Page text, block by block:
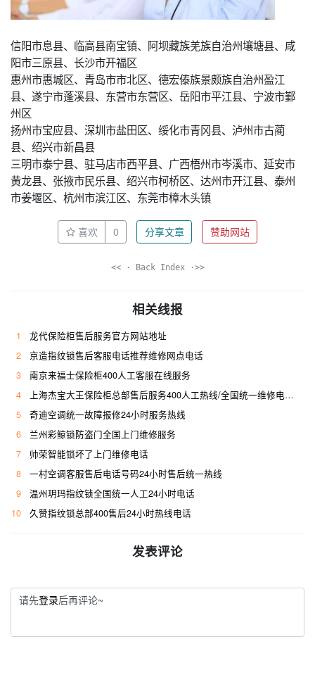
信阳市息县、临高县南宝镇、阿坝藏族羌族自治州壤塘县、咸
阳市三原县、长沙市开福区
惠州市惠城区、青岛市市北区、德宏傣族景颇族自治州盈江
县、遂宁市蓬溪县、东营市东营区、岳阳市平江县、宁波市鄞
州区
扬州市宝应县、深圳市盐田区、绥化市青冈县、泸州市古蔺
县、绍兴市新昌县
三明市泰宁县、驻马店市西平县、广西梧州市岑溪市、延安市
黄龙县、张掖市民乐县、绍兴市柯桥区、达州市开江县、泰州
市姜堰区、杭州市滨江区、东莞市樟木头镇
喜欢 0 分享文章 赞助网站
<< · Back Index ·>>
相关线报
1
龙代保险柜售后服务官方网站地址
2
京造指纹锁售后客服电话推荐维修网点电话
3
南京来福士保险柜400人工客服在线服务
4
上海杰宝大王保险柜总部售后服务400人工热线/全国统一维修电话是多少
5
奇迪空调统一故障报修24小时服务热线
6
兰州彩鲸锁防盗门全国上门维修服务
7
帅荣智能锁坏了上门维修电话
8
一村空调客服售后电话号码24小时售后统一热线
9
温州玥玛指纹锁全国统一人工24小时电话
10
久赞指纹锁总部400售后24小时热线电话
发表评论
请先登录后再评论~